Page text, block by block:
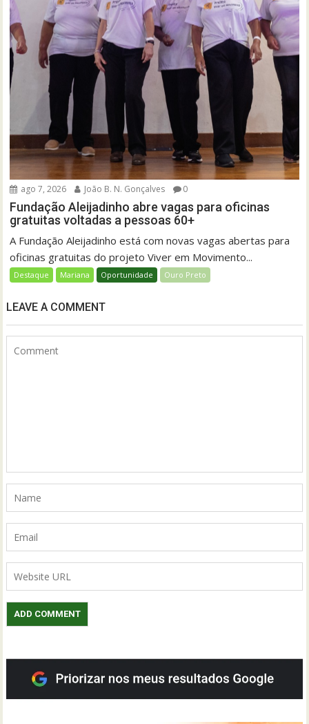
ago 7, 2026 João B. N. Gonçalves 0
Fundação Aleijadinho abre vagas para oficinas
gratuitas voltadas a pessoas 60+
A Fundação Aleijadinho está com novas vagas abertas para
oficinas gratuitas do projeto Viver em Movimento...
Destaque Mariana Oportunidade Ouro Preto
LEAVE A COMMENT